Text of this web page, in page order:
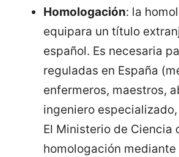
Homologación: la
equipara un título
español. Es necesaria
reguladas en España
enfermeros, maestros,
ingeniero
El Ministerio de Ciencia
homologación mediante